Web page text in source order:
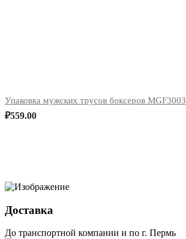
Упаковка мужских трусов боксеров MGF3003
₽559.00
Доставка
До транспортной компании и по г. Пермь